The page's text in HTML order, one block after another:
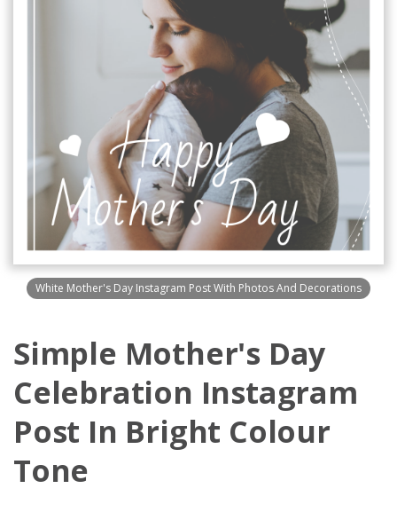
White Mother's Day Instagram Post With Photos And Decorations
Simple Mother's Day
Celebration Instagram
Post In Bright Colour
Tone